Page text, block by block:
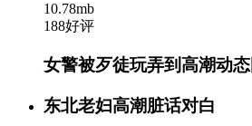
10.78mb
188好评
女警被歹徒玩弄到高潮动态
东北老妇高潮脏话对白